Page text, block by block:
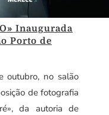
Inaugurada
Porto de
outubro, no salão
de fotografia
da autoria de